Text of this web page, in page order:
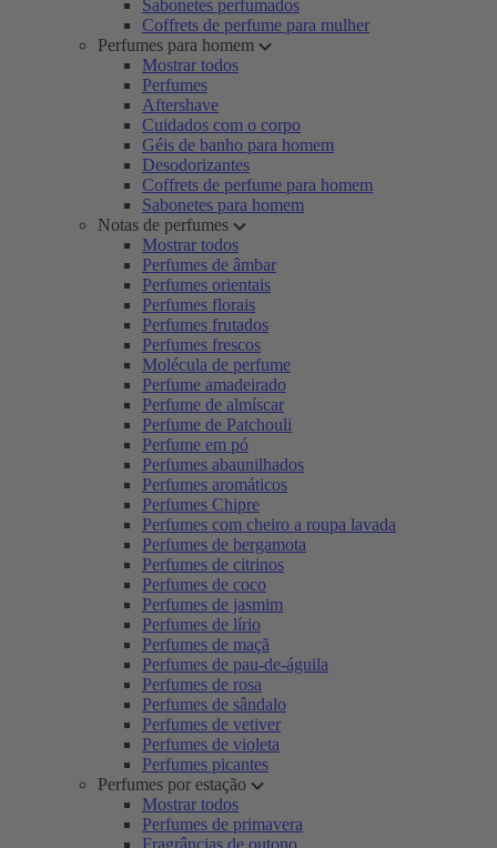
Sabonetes perfumados
Coffrets de perfume para mulher
Perfumes para homem
Mostrar todos
Perfumes
Aftershave
Cuidados com o corpo
Géis de banho para homem
Desodorizantes
Coffrets de perfume para homem
Sabonetes para homem
Notas de perfumes
Mostrar todos
Perfumes de âmbar
Perfumes orientais
Perfumes florais
Perfumes frutados
Perfumes frescos
Molécula de perfume
Perfume amadeirado
Perfume de almíscar
Perfume de Patchouli
Perfume em pó
Perfumes abaunilhados
Perfumes aromáticos
Perfumes Chipre
Perfumes com cheiro a roupa lavada
Perfumes de bergamota
Perfumes de citrinos
Perfumes de coco
Perfumes de jasmim
Perfumes de lírio
Perfumes de maçã
Perfumes de pau-de-águila
Perfumes de rosa
Perfumes de sândalo
Perfumes de vetiver
Perfumes de violeta
Perfumes picantes
Perfumes por estação
Mostrar todos
Perfumes de primavera
Fragrâncias de outono